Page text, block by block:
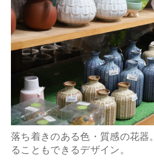
落ち着きのある色・質感の花器
ることもできるデザイン。